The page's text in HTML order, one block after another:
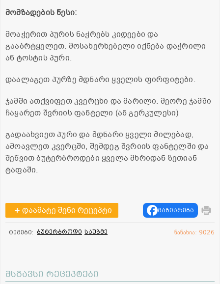
მომზადების წესი:
მოაჭერით პურის ნაჭრებს კიდეები და
გააბრტყელეთ. მოსახერხებელი იქნება დაჭრილი
ან ტოსტის პური.
დაალაგეთ პურზე მდნარი ყველის ფირფიტები.
ჯამში ათქვიფეთ კვერცხი და მარილი. მეორე ჯამში
ჩაყარეთ შვრიის ფანტელი (ან გერკულესი)
გადაახვიეთ პური და მდნარი ყველი მილებად,
ამოავლეთ კვერცში, შემდეგ შვრიის ფანტელში და
შეწვით ბუტერბროდები ყველა მხრიდან ზეთიან
ტაფაში.
დაამატე შენი რეცეპტი გაზიარება
ტეგები: ბუტერბროდი საუზმე ნანახია: 9026
მსგავსი რეცეპტები